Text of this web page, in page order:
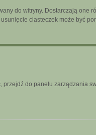
do witryny. Dostarczają one
ciasteczek może być
do panelu zarządzania